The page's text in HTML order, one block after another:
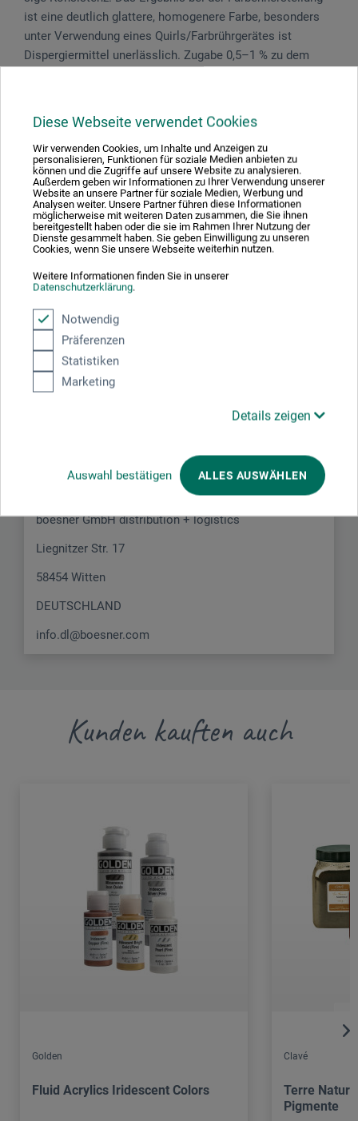
Diese Webseite verwendet Cookies
Wir verwenden Cookies, um Inhalte und Anzeigen zu
personalisieren, Funktionen für soziale Medien anbieten zu
können und die Zugriffe auf unsere Website zu analysieren.
Außerdem geben wir Informationen zu Ihrer Verwendung unserer
Website an unsere Partner für soziale Medien, Werbung und
Analysen weiter. Unsere Partner führen diese Informationen
möglicherweise mit weiteren Daten zusammen, die Sie ihnen
bereitgestellt haben oder die sie im Rahmen Ihrer Nutzung der
Dienste gesammelt haben. Sie geben Einwilligung zu unseren
Cookies, wenn Sie unsere Webseite weiterhin nutzen.
Weitere Informationen finden Sie in unserer
Datenschutzerklärung.
Notwendig
Präferenzen
Statistiken
Marketing
Details zeigen
Auswahl bestätigen ALLES AUSWÄHLEN
ist eine deutlich glattere, homogenere Farbe, besonders
unter Verwendung eines Quirls/Farbrührgerätes ist
Dispergiermittel unerlässlich. Zugabe 0,5–1 % zu dem
Produktbewertungen (0)
Schreiben Sie die erste Bewertung zu diesem Produkt
JETZT PRODUKT BEWERTEN
Hersteller-Kontakt
Hier finden Sie die Kontaktdaten des Herstellers zu
diesem Produkt.
boesner GmbH distribution + logistics
Liegnitzer Str. 17
58454 Witten
DEUTSCHLAND
info.dl@boesner.com
Kunden kauften auch
Golden
Fluid Acrylics Iridescent Colors
Clavé
Terre
Pigmente